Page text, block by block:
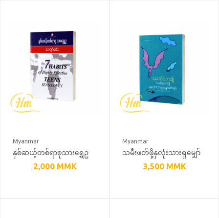
Myanmar
နှစ်ဆယ့်တစ်ရာစုသားရွှေဥ
2,000 MMK
Myanmar
သမီးဖတ်ဖို့နှလုံးသားရှုမျှော်
ခင်းများ3,500 MMK